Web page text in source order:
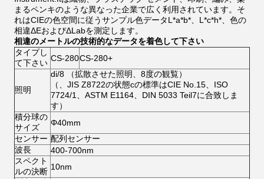
まるペンキのような異なった企業で広く利用されています。そ
れはCIEの色空間に従うサンプル色データL*a*b*、L*c*h*、色の
相違ΔEおよびΔLabを測定します。
相違のメートルの技術的なデータを着色して下さい
タイプし
て下さい CS-280CS-280+
照明
di/8 （拡散させた照明、8度の観覧）
（、JIS Z8722の状態cの標準はCIE No.15、ISO
7724/1、ASTM E1164、DIN 5033 Teil7に合致しま
す）
積分球の
サイズ
Φ40mm
センサー 配列センサー
波長
400-700nm
スペクト
ルの決断 10nm